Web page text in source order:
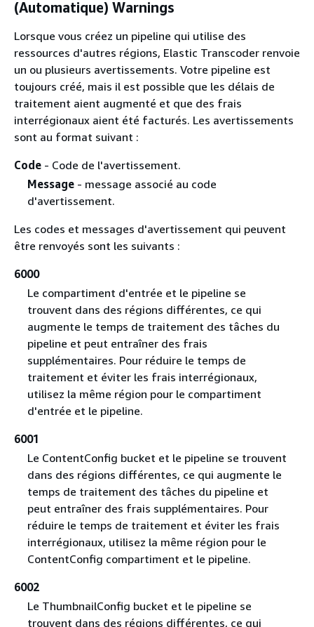
(Automatique) Warnings
Lorsque vous créez un pipeline qui utilise des
ressources d'autres régions, Elastic Transcoder renvoie
un ou plusieurs avertissements. Votre pipeline est
toujours créé, mais il est possible que les délais de
traitement aient augmenté et que des frais
interrégionaux aient été facturés. Les avertissements
sont au format suivant :
Code - Code de l'avertissement.
Message- message associé au code
d'avertissement.
Les codes et messages d'avertissement qui peuvent
être renvoyés sont les suivants :
6000
Le compartiment d'entrée et le pipeline se
trouvent dans des régions différentes, ce qui
augmente le temps de traitement des tâches du
pipeline et peut entraîner des frais
supplémentaires. Pour réduire le temps de
traitement et éviter les frais interrégionaux,
utilisez la même région pour le compartiment
d'entrée et le pipeline.
6001
Le ContentConfig bucket et le pipeline se trouvent
dans des régions différentes, ce qui augmente le
temps de traitement des tâches du pipeline et
peut entraîner des frais supplémentaires. Pour
réduire le temps de traitement et éviter les frais
interrégionaux, utilisez la même région pour le
ContentConfig compartiment et le pipeline.
6002
Le ThumbnailConfig bucket et le pipeline se
trouvent dans des régions différentes, ce qui